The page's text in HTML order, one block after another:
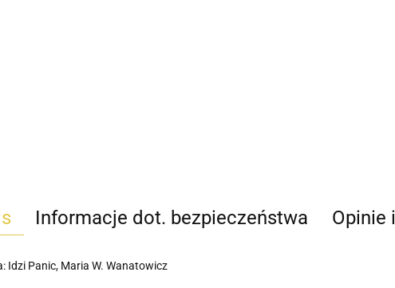
Informacje dot. bezpieczeństwa Opinie
Idzi Panic, Maria W. Wanatowicz